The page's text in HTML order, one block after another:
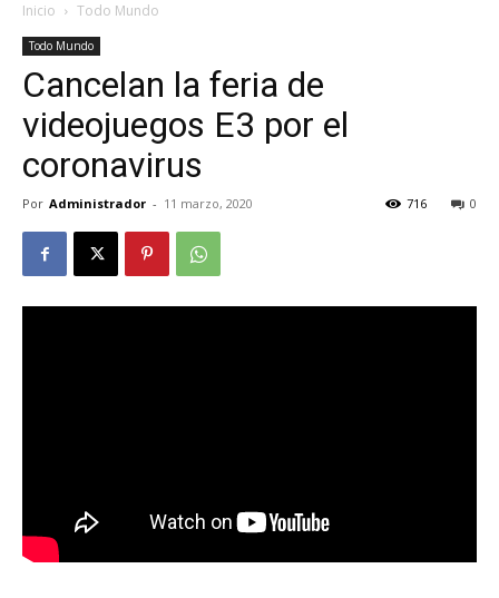
Inicio Todo Mundo
Todo Mundo
Cancelan la feria de
videojuegos E3 por el
coronavirus
Por Administrador - 11 marzo, 2020 0
716